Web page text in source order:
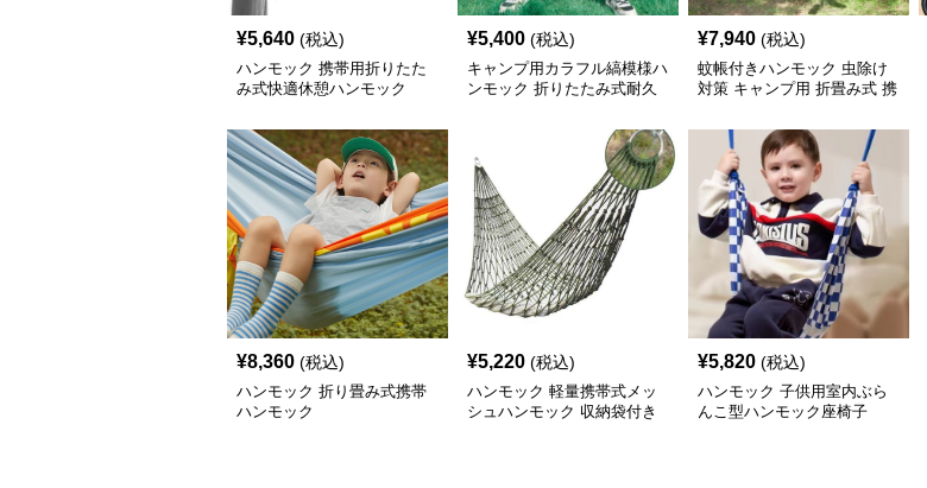
¥5,640 (税込)
ハンモック 携帯用折りたた
み式快適休憩ハンモック
¥5,400 (税込)
キャンプ用カラフル縞模様ハ
ンモック 折りたたみ式耐久
¥7,940 (税込)
蚊帳付きハンモック 虫除け
対策 キャンプ用 折畳み式 携
¥8,360 (税込)
ハンモック 折り畳み式携帯
ハンモック
¥5,220 (税込)
ハンモック 軽量携帯式メッ
シュハンモック 収納袋付き
¥5,820 (税込)
ハンモック 子供用室内ぶら
んこ型ハンモック座椅子